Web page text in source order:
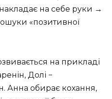
на себе руки →
«позитивної
на прикладі
Долі −
Анна обирає кохання,